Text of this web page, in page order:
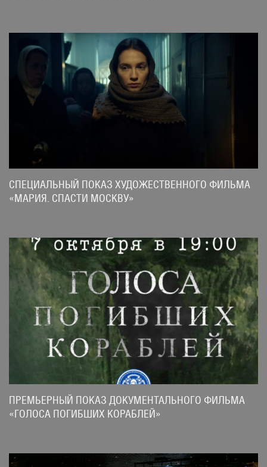
СПЕЦИАЛЬНЫЙ ПОКАЗ ХУДОЖЕСТВЕННОГО ФИЛЬМА
«МАРИЯ. СПАСТИ МОСКВУ»
ПРЕМЬЕРНЫЙ ПОКАЗ ДОКУМЕНТАЛЬНОГО ФИЛЬМА
«ГОЛОСА ПОГИБШИХ КОРАБЛЕЙ»